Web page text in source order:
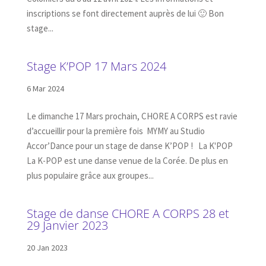
inscriptions se font directement auprès de lui 🙂 Bon
stage...
Stage K’POP 17 Mars 2024
6 Mar 2024
Le dimanche 17 Mars prochain, CHORE A CORPS est ravie
d’accueillir pour la première fois MYMY au Studio
Accor’Dance pour un stage de danse K’POP ! La K'POP
La K-POP est une danse venue de la Corée. De plus en
plus populaire grâce aux groupes...
Stage de danse CHORE A CORPS 28 et
29 Janvier 2023
20 Jan 2023